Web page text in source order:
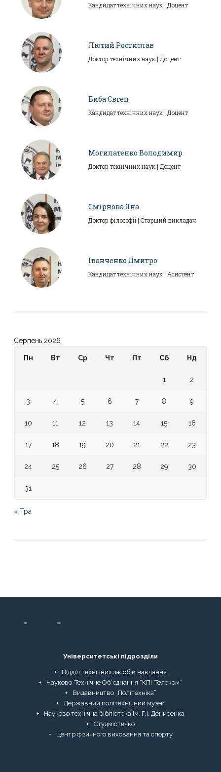
Кандидат технічних наук | Доцент
Лютий Ростислав
Доктор технічних наук | Доцент
Биба Євген
Кандидат технічних наук | Доцент
Могилатенко Володимир
Доктор технічних наук | Доцент
Смірнова Яна
Доктор філософії | Старший викладач
Іванченко Дмитро
Кандидат технічних наук | Асистент
Серпень 2026
Пн Вт Ср Чт Пт Сб Нд
1 2
3 4 5 6 7 8 9
10 11 12 13 14 15 16
17 18 19 20 21 22 23
24 25 26 27 28 29 30
31
« Тра
Університетські підрозділи
Відділ технічних засобів навчання
Науково-Технічне Об’єднання “КПІ-Телеком”
Видавництво „Політехніка”
Державний політехнічний музей
Науково технічна бібліотека ім. Г.І. Денисенка
Студмістечко
Центр фізичного виховання та спорту